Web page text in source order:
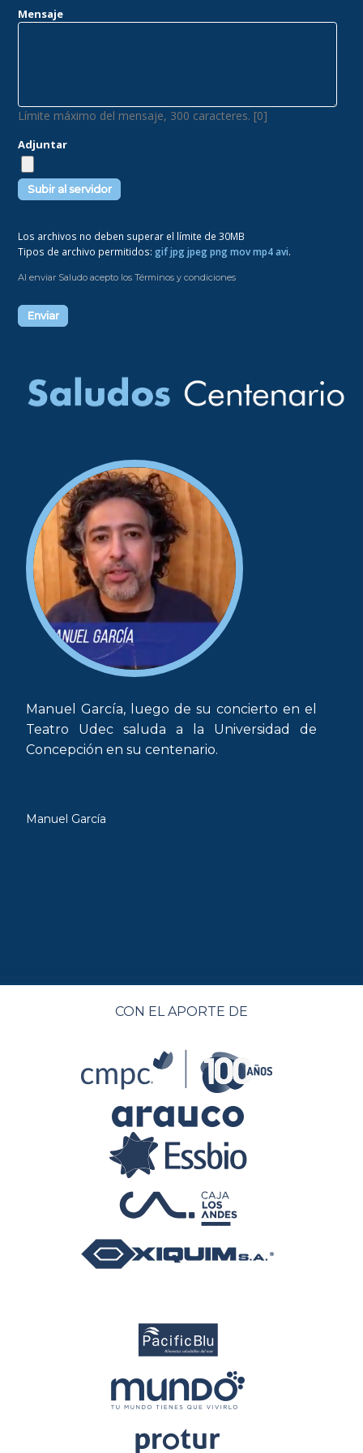
Mensaje
Límite máximo del mensaje, 300 caracteres. [0]
Adjuntar
Los archivos no deben superar el límite de 30MB
Tipos de archivo permitidos:gif jpg jpeg png mov mp4 avi.
Al enviar Saludo acepto los Términos y condiciones
Manuel García, luego de su concierto en el
Teatro Udec saluda a la Universidad de
Concepción en su centenario.
Manuel García
CON EL APORTE DE